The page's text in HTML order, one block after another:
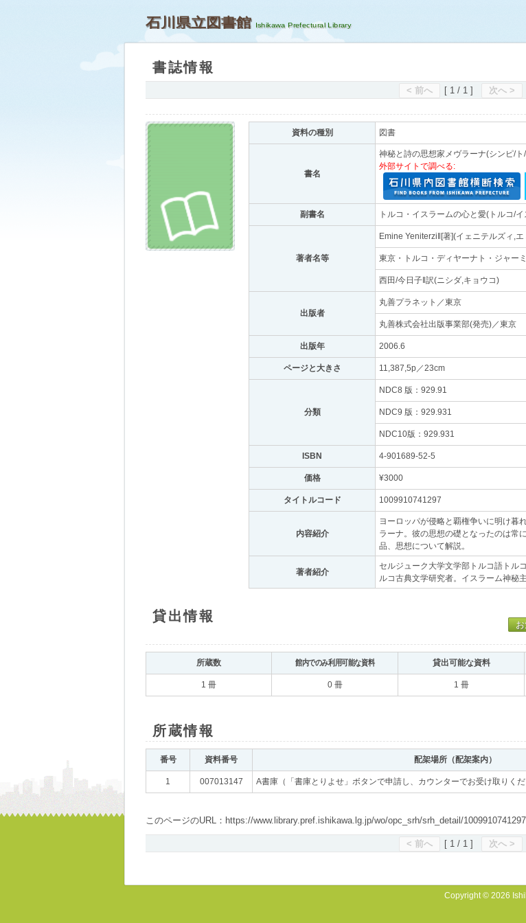
石川県立図書館
書誌情報
< 前へ [ 1 / 1 ] 次へ >
資料の種別 図書
書名
神秘と詩の思想家メヴラーナ(シンピ/
外部サイトで調べる:
副書名 トルコ・イスラームの心と愛(トルコ/
著者名等
Emine Yeniterzi‖[著](イェニテルズィ,エ
東京・トルコ・ディヤーナト・ジャー
西田/今日子‖訳(ニシダ,キョウコ)
出版者
丸善プラネット／東京
丸善株式会社出版事業部(発売)／東京
出版年 2006.6
ページと大きさ 11,387,5p／23cm
分類
NDC8 版：929.91
NDC9 版：929.931
NDC10版：929.931
ISBN 4-901689-52-5
価格 ¥3000
タイトルコード 1009910741297
内容紹介
ヨーロッパが侵略と覇権争いに明け暮
ラーナ。彼の思想の礎となったのは常
品、思想について解説。
著者紹介
セルジューク大学文学部トルコ語トル
ルコ古典文学研究者。イスラーム神秘
貸出情報
所蔵数 館内でのみ利用可能な資料 貸出可能な資料
1 冊 0 冊 1 冊
所蔵情報
番号 資料番号 配架場所（配架案内）
1 007013147 A書庫（「書庫とりよせ」ボタンで申請し、カウンターでお受け取りくだ
このページのURL：https://www.library.pref.ishikawa.lg.jp/wo/opc_srh/srh_detail/1009910741297
< 前へ [ 1 / 1 ] 次へ >
Copyright © 2026